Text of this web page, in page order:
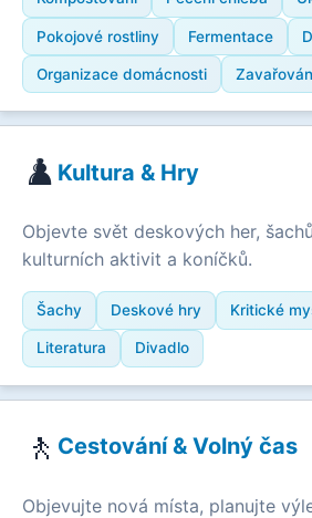
Pokojové rostliny Fermentace
Organizace domácnosti
♟️ Kultura & Hry
Objevte svět deskových her,
kulturních aktivit a koníčků.
Šachy Deskové hry Kritické
Literatura Divadlo
🚶 Cestování & Volný čas
Objevujte nová místa, planujte